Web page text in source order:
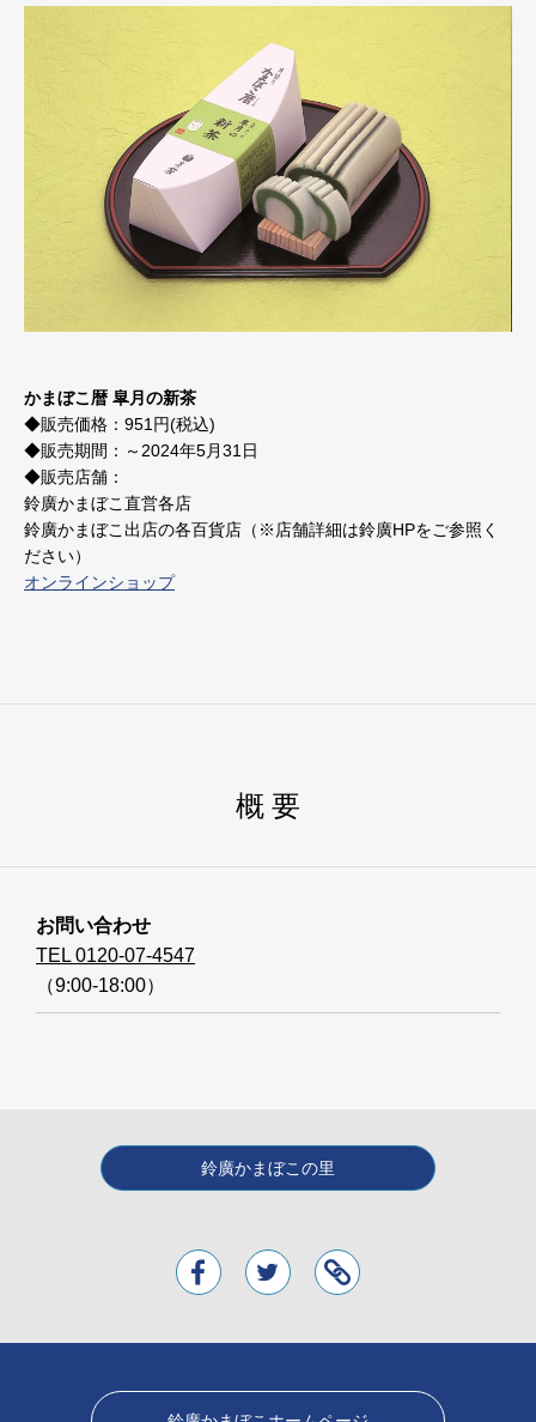
かまぼこ暦 皐月の新茶
◆販売価格：951円(税込)
◆販売期間：～2024年5月31日
◆販売店舗：
鈴廣かまぼこ直営各店
鈴廣かまぼこ出店の各百貨店（※店舗詳細は鈴廣HPをご参照く
ださい）
オンラインショップ
概 要
お問い合わせ
TEL 0120-07-4547
（9:00-18:00）
鈴廣かまぼこの里